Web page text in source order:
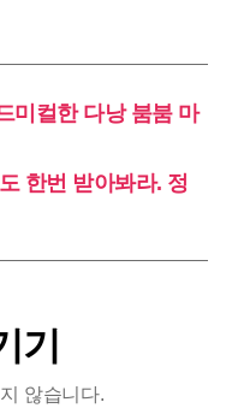
미컬한 다낭 붐붐 마
한번 받아봐라. 정
기
않습니다.